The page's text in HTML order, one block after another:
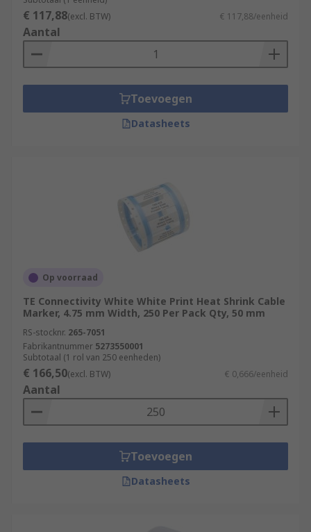
€ 117,88(excl. BTW) € 117,88/eenheid
Aantal
Toevoegen
Datasheets
Op voorraad
TE Connectivity White White Print Heat Shrink Cable
Marker, 4.75 mm Width, 250 Per Pack Qty, 50 mm
RS-stocknr. 265-7051
Fabrikantnummer 5273550001
Subtotaal (1 rol van 250 eenheden)
€ 166,50(excl. BTW) € 0,666/eenheid
Aantal
Toevoegen
Datasheets